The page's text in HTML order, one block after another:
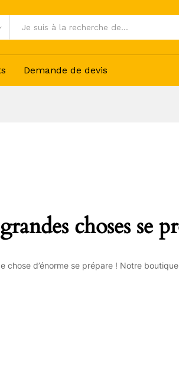
Demande de devis
choses se
chose d’énorme se prépare ! Notre